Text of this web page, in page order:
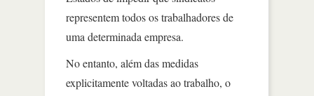
representem todos os trabalhadores de
uma determinada empresa.
No entanto, além das medidas
explicitamente voltadas ao trabalho, o